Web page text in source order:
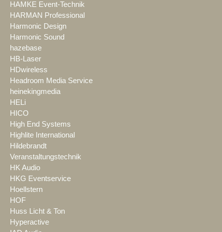
HAMKE Event-Technik
HARMAN Professional
Harmonic Design
Harmonic Sound
hazebase
HB-Laser
HDwireless
Headroom Media Service
heinekingmedia
HELi
HICO
High End Systems
Highlite International
Hildebrandt
Veranstaltungstechnik
HK Audio
HKG Eventservice
Hoellstern
HOF
Huss Licht & Ton
Hyperactive